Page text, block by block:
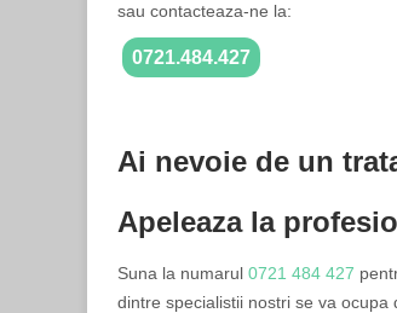
sau contacteaza-ne la:
0721.484.427
Ai nevoie de un
Apeleaza la
Suna la numarul 0721 484 427
dintre specialistii nostri se va